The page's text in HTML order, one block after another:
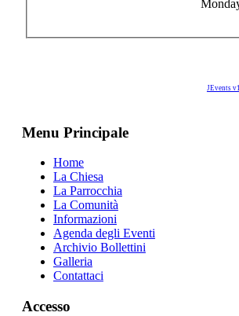
JEvents
Menu Principale
Home
La Chiesa
La Parrocchia
La Comunità
Informazioni
Agenda degli Eventi
Archivio Bollettini
Galleria
Contattaci
Accesso